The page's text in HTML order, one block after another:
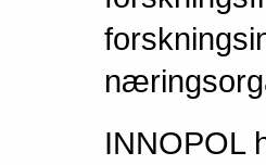
INNOPOL